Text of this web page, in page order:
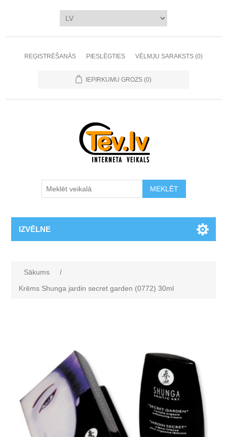
REĢISTRĒŠANĀS PIESLĒGTIES VĒLMJU SARAKSTS (0)
IEPIRKUMU GROZS (0)
MEKLĒT
IZVĒLNE
Sākums
/
Krēms Shunga jardin secret garden (0772) 30ml